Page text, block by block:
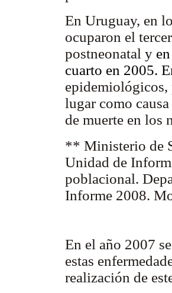
En Uruguay, en
ocuparon el
postneonatal y
cuarto en 2005.
epidemiológicos,
lugar como
de muerte en los
** Ministerio de
Unidad de
poblacional.
Informe 2008.
En el año 2007
estas
realización de